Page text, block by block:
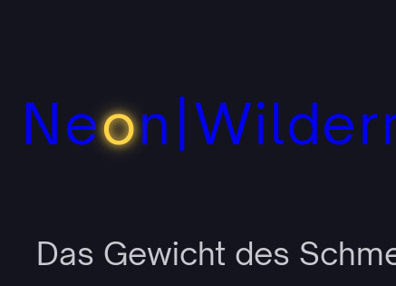
Neo
Das Gewicht des